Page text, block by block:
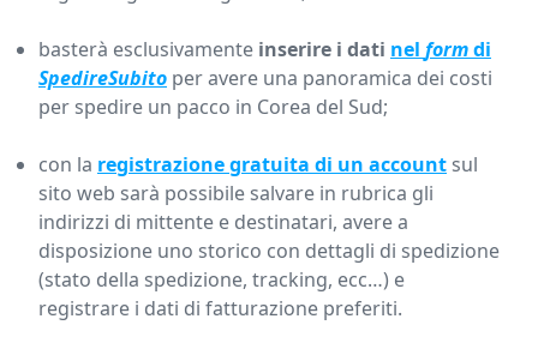
basterà esclusivamente inserire i dati nel formdi
SpedireSubito per avere una panoramica dei costi
per spedire un pacco in Corea del Sud;
con la registrazione gratuita di un account sul
sito web sarà possibile salvare in rubrica gli
indirizzi di mittente e destinatari, avere a
disposizione uno storico con dettagli di spedizione
(stato della spedizione, tracking, ecc…) e
registrare i dati di fatturazione preferiti.